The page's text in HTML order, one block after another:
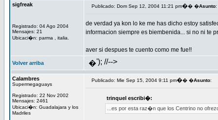
sigfreak
Registrado: 04 Ago 2004
Mensajes: 21
Ubicaci�n: parma , italia.
Publicado: Dom Sep 12, 2004 11:21 pm�� �Asunto
de verdad ya kon lo ke me has dicho estoy
informacion siempre es biembenida... si no ni te
aver si despues te cuento como me fue!!
Volver arriba �'); //-->
Calambres
Supermegaguays
Registrado: 22 Nov 2002
Mensajes: 2461
Ubicaci�n: Guadalajara y los
Madriles
Publicado: Mie Sep 15, 2004 9:11 pm�� �Asunto:
trinquel escribi�:
...es por esta raz�n que los Centrino no